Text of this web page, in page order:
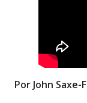
Por John Saxe-